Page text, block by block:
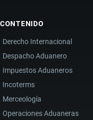
CONTENIDO
Derecho Internacional
Despacho Aduanero
Impuestos Aduaneros
Incoterms
Merceología
Operaciones Aduaneras